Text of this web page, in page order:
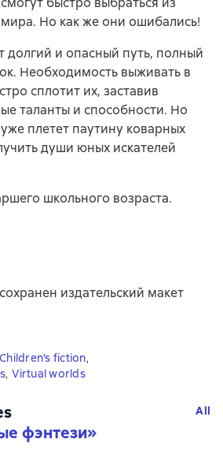
Но как же они ошибались!
долгий и опасный путь, полный
Необходимость выживать в
сплотит их, заставив
таланты и способности. Но
плетет паутину коварных
души юных искателей
школьного возраста.
издательский макет
Children's fiction,
, Virtual worlds
фэнтези»
All